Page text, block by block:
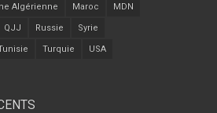
Algérienne Maroc MDN
QJJ Russie Syrie
Turquie USA